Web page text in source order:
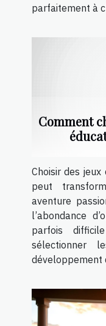
parfaitement à
Comment
Choisir des
peut
aventure
l’abondance
parfois
sélectionner
développement